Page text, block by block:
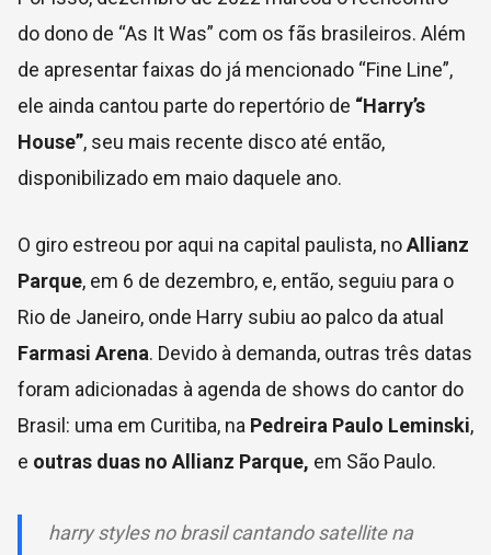
do dono de “As It Was” com os fãs brasileiros. Além
de apresentar faixas do já mencionado “Fine Line”,
ele ainda cantou parte do repertório de “Harry’s
House”, seu mais recente disco até então,
disponibilizado em maio daquele ano.
O giro estreou por aqui na capital paulista, noAllianz
Parque, em 6 de dezembro, e, então, seguiu para o
Rio de Janeiro, onde Harry subiu ao palco da atual
Farmasi Arena. Devido à demanda, outras três datas
foram adicionadas à agenda de shows do cantor do
Brasil: uma em Curitiba, na Pedreira Paulo Leminski,
e outras duas no Allianz Parque, em São Paulo.
harry styles no brasil cantando satellite na